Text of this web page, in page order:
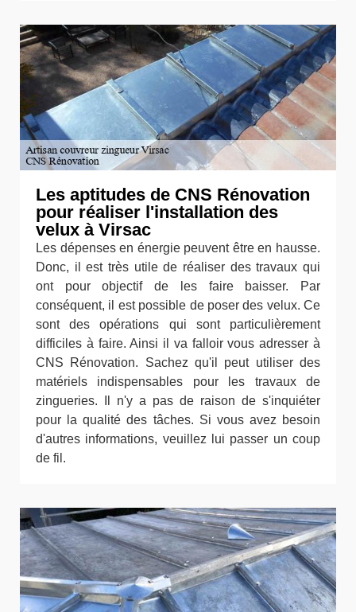
Les aptitudes de CNS Rénovation
pour réaliser l'installation des
velux à Virsac
Les dépenses en énergie peuvent être en hausse.
Donc, il est très utile de réaliser des travaux qui
ont pour objectif de les faire baisser. Par
conséquent, il est possible de poser des velux. Ce
sont des opérations qui sont particulièrement
difficiles à faire. Ainsi il va falloir vous adresser à
CNS Rénovation. Sachez qu'il peut utiliser des
matériels indispensables pour les travaux de
zingueries. Il n'y a pas de raison de s'inquiéter
pour la qualité des tâches. Si vous avez besoin
d'autres informations, veuillez lui passer un coup
de fil.